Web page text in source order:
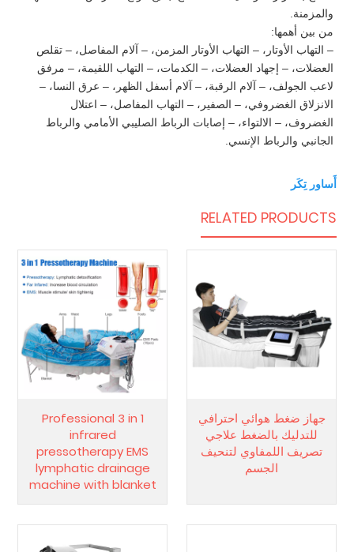
والمزمنة.
من بين أهمها:
– التهاب الأوتار، – التهاب الأوتار المزمن، – آلام المفاصل، – تقلص
العضلات، – إجهاد العضلات، – الكدمات، – التهاب اللقيمة، – مرفق
لاعب الجولف، – آلام الرقبة، – آلام أسفل الظهر، – عرق النسا، –
الانزلاق الغضروفي، – الصفير، – التهاب المفاصل، – اعتلال
الغضروف، – الالتواء، – إصابات الرباط الصليبي الأمامي والرباط
الجانبي والرباط الإنسي.
أَساور تِكَر
RELATED PRODUCTS
جهاز ضغط هوائي احترافي
للتدليك بالضغط علاجي
تصريف اللمفاوي لتنحيف
الجسم
Professional 3 in 1
infrared
pressotherapy EMS
lymphatic drainage
machine with blanket